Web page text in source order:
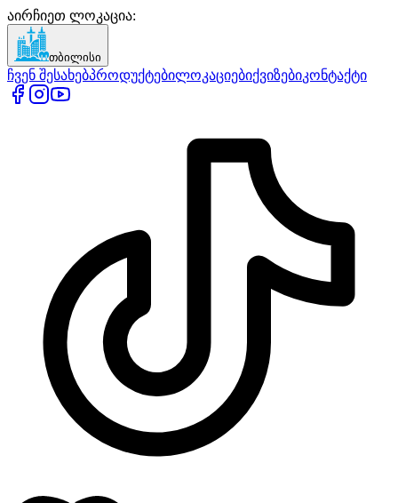
აირჩიეთ ლოკაცია:
თბილისი
ჩვენ შესახებპროდუქტებილოკაციებიქვიზებიკონტაქტი